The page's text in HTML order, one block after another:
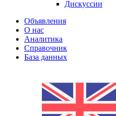
Дискуссии
Объявления
О нас
Аналитика
Справочник
База данных